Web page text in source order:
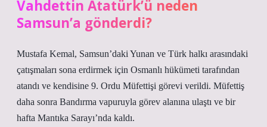
Vahdettin Atatürk’ü neden
Samsun’a gönderdi?
Mustafa Kemal, Samsun’daki Yunan ve Türk halkı arasındaki
çatışmaları sona erdirmek için Osmanlı hükümeti tarafından
atandı ve kendisine 9. Ordu Müfettişi görevi verildi. Müfettiş
daha sonra Bandırma vapuruyla görev alanına ulaştı ve bir
hafta Mantıka Sarayı’nda kaldı.